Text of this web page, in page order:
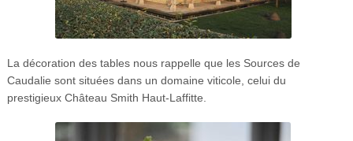
La décoration des tables nous rappelle que les Sources de
Caudalie sont situées dans un domaine viticole, celui du
prestigieux Château Smith Haut-Laffitte.